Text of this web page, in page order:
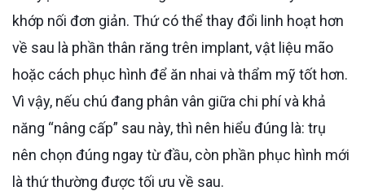
khớp nối đơn giản. Thứ có thể thay đổi linh hoạt hơn
về sau là phần thân răng trên implant, vật liệu mão
hoặc cách phục hình để ăn nhai và thẩm mỹ tốt hơn.
Vì vậy, nếu chú đang phân vân giữa chi phí và khả
năng “nâng cấp” sau này, thì nên hiểu đúng là: trụ
nên chọn đúng ngay từ đầu, còn phần phục hình mới
là thứ thường được tối ưu về sau.